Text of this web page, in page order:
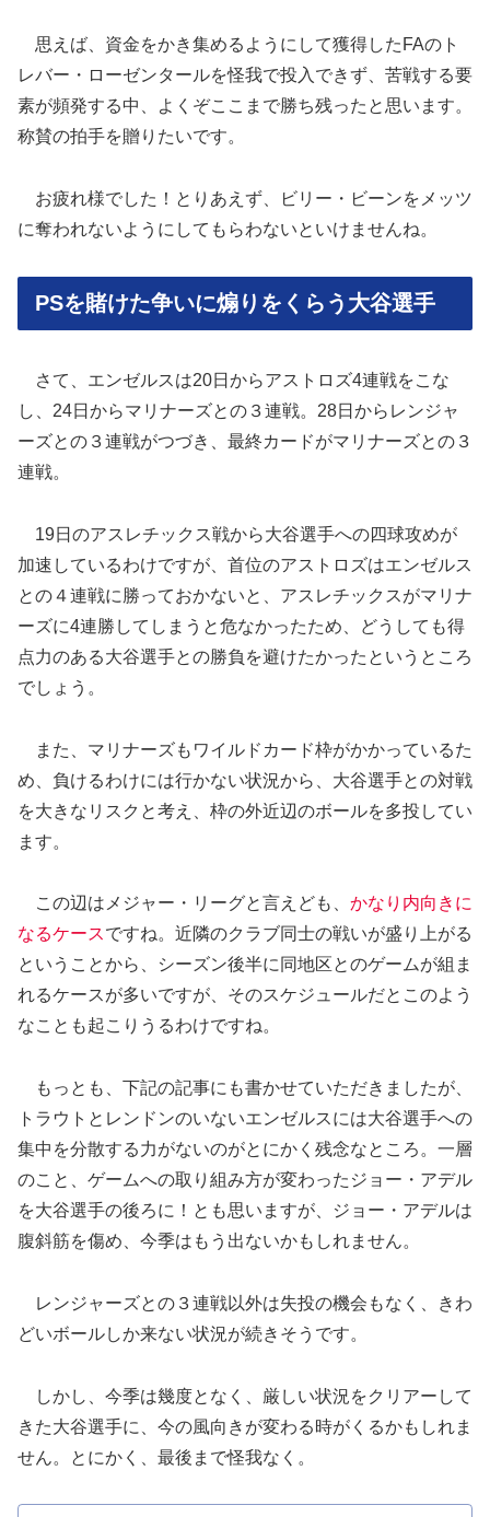
思えば、資金をかき集めるようにして獲得したFAのト
レバー・ローゼンタールを怪我で投入できず、苦戦する要
素が頻発する中、よくぞここまで勝ち残ったと思います。
称賛の拍手を贈りたいです。
お疲れ様でした！とりあえず、ビリー・ビーンをメッツ
に奪われないようにしてもらわないといけませんね。
PSを賭けた争いに煽りをくらう大谷選手
さて、エンゼルスは20日からアストロズ4連戦をこな
し、24日からマリナーズとの３連戦。28日からレンジャ
ーズとの３連戦がつづき、最終カードがマリナーズとの３
連戦。
19日のアスレチックス戦から大谷選手への四球攻めが
加速しているわけですが、首位のアストロズはエンゼルス
との４連戦に勝っておかないと、アスレチックスがマリナ
ーズに4連勝してしまうと危なかったため、どうしても得
点力のある大谷選手との勝負を避けたかったというところ
でしょう。
また、マリナーズもワイルドカード枠がかかっているた
め、負けるわけには行かない状況から、大谷選手との対戦
を大きなリスクと考え、枠の外近辺のボールを多投してい
ます。
この辺はメジャー・リーグと言えども、 かなり内向きに
なるケースですね。近隣のクラブ同士の戦いが盛り上がる
ということから、シーズン後半に同地区とのゲームが組ま
れるケースが多いですが、そのスケジュールだとこのよう
なことも起こりうるわけですね。
もっとも、下記の記事にも書かせていただきましたが、
トラウトとレンドンのいないエンゼルスには大谷選手への
集中を分散する力がないのがとにかく残念なところ。一層
のこと、ゲームへの取り組み方が変わったジョー・アデル
を大谷選手の後ろに！とも思いますが、ジョー・アデルは
腹斜筋を傷め、今季はもう出ないかもしれません。
レンジャーズとの３連戦以外は失投の機会もなく、きわ
どいボールしか来ない状況が続きそうです。
しかし、今季は幾度となく、厳しい状況をクリアーして
きた大谷選手に、今の風向きが変わる時がくるかもしれま
せん。とにかく、最後まで怪我なく。